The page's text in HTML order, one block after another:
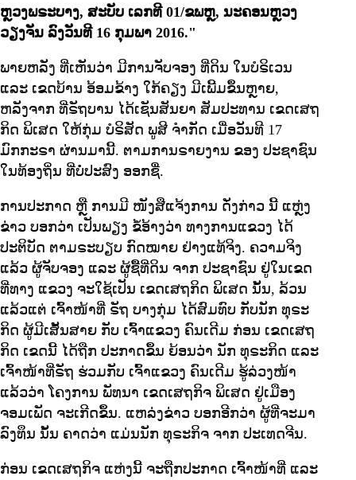
ຫຼວງພຣະບາງ, ສະບັບ ເລກທີ 01/ຂພຫຼ, ນະຄອນຫຼວງ
ວຽງຈັນ ລົງວັນທີ 16 ກຸມພາ 2016."
ພາຍຫລັງ ທີ່ເຫັນວ່າ ມີການຈັບຈອງ ທີ່ດິນ ໃນບໍຣິເວນ
ແລະ ເຂດບ້ານ ອ້ອມຂ້າງ ໃກ້ຄຽງ ມີເພີ້ມຂຶ້ນຫຼາຍ,
ຫລັງຈາກ ທີ່ຣັຖບານ ໄດ້ເຊັນສັນຍາ ສັມປະທານ ເຂດເສຖ
ກິດ ພິເສດ ໃຫ້ກຸ່ມ ບໍຣິສັດ ພູສີ ຈໍາກັດ ເມື່ອວັນທີ 17
ມົກກະຣາ ຜ່ານມານີ້. ຕາມການຣາຍງານ ຂອງ ປະຊາຊົນ
ໃນທ້ອງຖິ່ນ ທີ່ບໍ່ປະສົງ ອອກຊື່.
ການປະກາດ ຫຼື ການມີ ໜັງສືແຈ້ງການ ດັ່ງກ່າວ ນີ້ ແຫຼ່ງ
ຂ່າວ ບອກວ່າ ເປັນພຽງ ຂໍ້ອ້າງວ່າ ທາງການແຂວງ ໄດ້
ປະຕິບັດ ຕາມຣະບຽບ ກົດໝາຍ ຢ່າງແທ້ຈິງ. ຄວາມຈິງ
ແລ້ວ ຜູ້ຈັບຈອງ ແລະ ຜູ້ຊື້ທີ່ດິນ ຈາກ ປະຊາຊົນ ຢູ່ໃນເຂດ
ທີ່ທາງ ແຂວງ ຈະໃຊ້ເປັນ ເຂດເສຖກິດ ພິເສດ ນັ້ນ, ລ້ວນ
ແລ້ວແຕ່ ເຈົ້າໜ້າທີ່ ຣັຖ ບາງກຸ່ມ ໄດ້ສົມທົບ ກັບນັກ ທຸຣະ
ກິດ ຜູ້ມີເສັ້ນສາຍ ກັບ ເຈົ້າແຂວງ ຄົນເດີມ ກ່ອນ ເຂດເສຖ
ກິດ ເຂດນີ້ ໄດ້ຖືກ ປະກາດຂຶ້ນ ຍ້ອນວ່າ ນັກ ທຸຣະກິດ ແລະ
ເຈົ້າໜ້າທີ່ຣັຖ ຮ່ວມກັບ ເຈົ້າແຂວງ ຄົນເດີມ ຮູ້ລ່ວງໜ້າ
ແລ້ວວ່າ ໂຄງການ ພັທນາ ເຂດເສຖກິຈ ພິເສດ ຢູ່ເມືອງ
ຈອມເພັດ ຈະເກີດຂຶ້ນ. ແຫລ່ງຂ່າວ ບອກອີກວ່າ ຜູ້ທີ່ຈະມາ
ລົງທຶນ ນັ້ນ ຄາດວ່າ ແມ່ນນັກ ທຸຣະກິຈ ຈາກ ປະເທດຈີນ.
ກ່ອນ ເຂດເສຖກິຈ ແຫ່ງນີ້ ຈະຖືກປະກາດ ເຈົ້າໜ້າທີ່ ແລະ